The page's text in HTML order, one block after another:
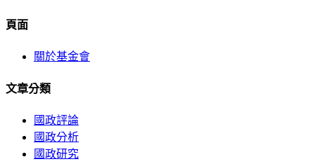
頁面
關於基金會
文章分類
國政評論
國政分析
國政研究